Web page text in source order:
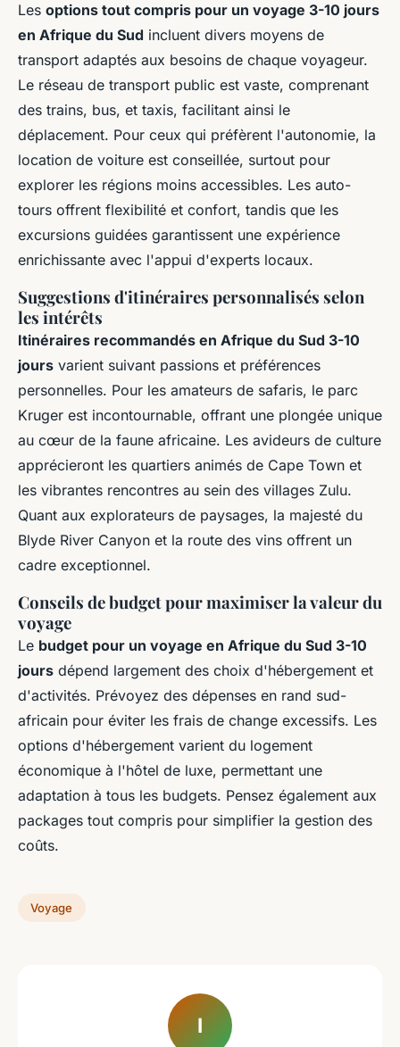
Les options tout compris pour un voyage 3-10 jours
en Afrique du Sud incluent divers moyens de
transport adaptés aux besoins de chaque voyageur.
Le réseau de transport public est vaste, comprenant
des trains, bus, et taxis, facilitant ainsi le
déplacement. Pour ceux qui préfèrent l'autonomie, la
location de voiture est conseillée, surtout pour
explorer les régions moins accessibles. Les auto-
tours offrent flexibilité et confort, tandis que les
excursions guidées garantissent une expérience
enrichissante avec l'appui d'experts locaux.
Suggestions d'itinéraires personnalisés selon
les intérêts
Itinéraires recommandés en Afrique du Sud 3-10
jours varient suivant passions et préférences
personnelles. Pour les amateurs de safaris, le parc
Kruger est incontournable, offrant une plongée unique
au cœur de la faune africaine. Les avideurs de culture
apprécieront les quartiers animés de Cape Town et
les vibrantes rencontres au sein des villages Zulu.
Quant aux explorateurs de paysages, la majesté du
Blyde River Canyon et la route des vins offrent un
cadre exceptionnel.
Conseils de budget pour maximiser la valeur du
voyage
Le budget pour un voyage en Afrique du Sud 3-10
jours dépend largement des choix d'hébergement et
d'activités. Prévoyez des dépenses en rand sud-
africain pour éviter les frais de change excessifs. Les
options d'hébergement varient du logement
économique à l'hôtel de luxe, permettant une
adaptation à tous les budgets. Pensez également aux
packages tout compris pour simplifier la gestion des
coûts.
Voyage
I